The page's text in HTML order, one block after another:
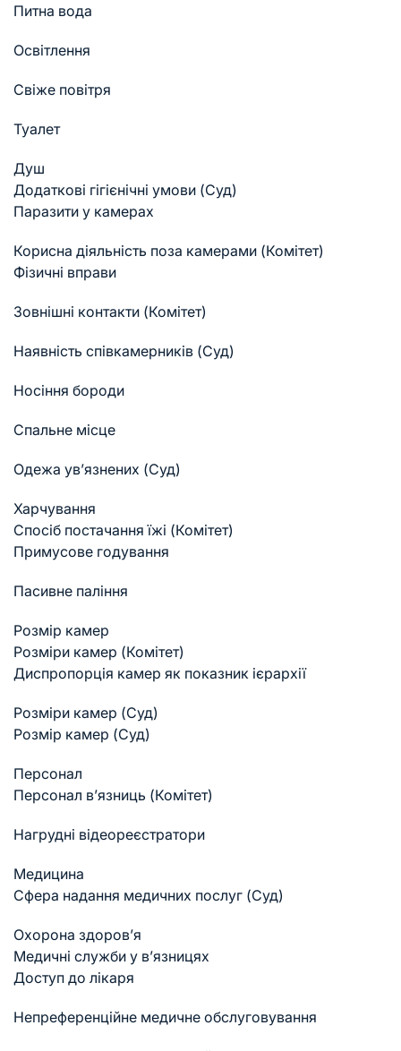
Питна вода
Освітлення
Свіже повітря
Туалет
Душ
Додаткові гігієнічні умови (Суд)
Паразити у камерах
Корисна діяльність поза камерами (Комітет)
Фізичні вправи
Зовнішні контакти (Комітет)
Наявність співкамерників (Суд)
Носіння бороди
Спальне місце
Одежа ув’язнених (Суд)
Харчування
Спосіб постачання їжі (Комітет)
Примусове годування
Пасивне паління
Розмір камер
Розміри камер (Комітет)
Диспропорція камер як показник ієрархії
Розміри камер (Суд)
Розмір камер (Суд)
Персонал
Персонал в’язниць (Комітет)
Нагрудні відеореєстратори
Медицина
Cфера надання медичних послуг (Суд)
Охорона здоров’я
Медичні служби у в’язницях
Доступ до лікаря
Непреференційне медичне обслуговування